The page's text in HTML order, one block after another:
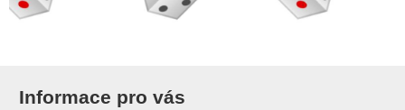
Informace pro vás